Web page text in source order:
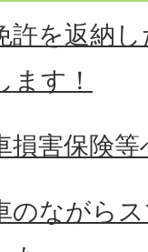
許を返納
ます！
損害保険
のながら